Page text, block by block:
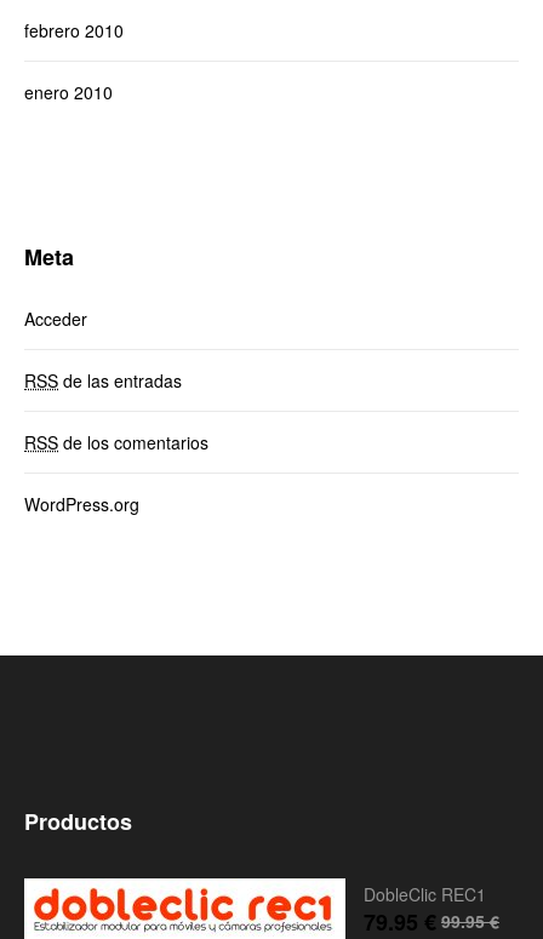
febrero 2010
enero 2010
Meta
Acceder
RSS de las entradas
RSS de los comentarios
WordPress.org
Productos
DobleClic REC1
99.95€
79.95 €